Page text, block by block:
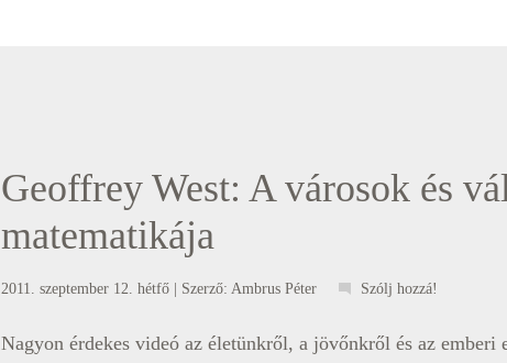
Geoffrey West: A városok és
matematikája
2011. szeptember 12. hétfő| Szerző: Ambrus Péter Szólj hozzá!
Nagyon érdekes videó az életünkről, a jövőnkről és az emberi